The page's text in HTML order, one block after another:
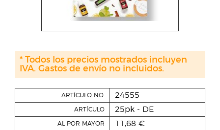
ARTÍCULO NO. 24555
ARTÍCULO 25pk - DE
AL POR MAYOR 11,68 €
* Todos los precios mostrados incluyen
IVA. Gastos de envío no incluidos.